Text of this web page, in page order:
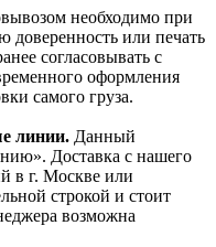
необходимо при
доверенность или печать
согласовывать с
оформления
самого груза.
линии. Данный
Доставка с нашего
в г. Москве или
строкой и стоит
возможна